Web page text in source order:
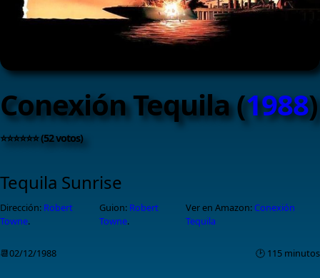
Conexión Tequila (1988)
⭐⭐⭐⭐⭐⭐ (52 votos)
Tequila Sunrise
Dirección: Robert
Towne.
Guion: Robert
Towne.
Ver en Amazon:Conexión
Tequila
📆02/12/1988 🕑 115 minutos